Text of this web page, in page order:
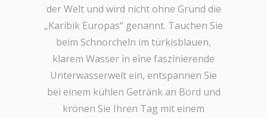
der Welt und wird nicht ohne Grund die
„Karibik Europas“ genannt. Tauchen Sie
beim Schnorcheln im türkisblauen,
klarem Wasser in eine faszinierende
Unterwasserwelt ein, entspannen Sie
bei einem kühlen Getränk an Bord und
krönen Sie Ihren Tag mit einem